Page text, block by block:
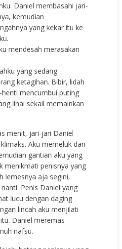
Daniel membasahi jari-
kemudian
yang kekar itu ke
mendesah merasakan
yang sedang
ketagihan. Bibir, lidah
mencumbui puting
lihai sekali memainkan
menit, jari-jari Daniel
Aku memeluk dan
gantian aku yang
menikmati penisnya yang
lemesnya aja segini,
Penis Daniel yang
lucu dengan daging
lincah aku menjilati
Daniel meremas
nafsu.